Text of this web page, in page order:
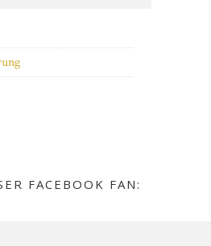
FACEBOOK FAN: